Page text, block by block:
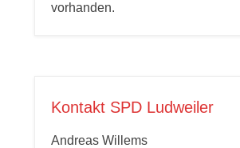
vorhanden.
Kontakt SPD Ludweiler
Andreas Willems